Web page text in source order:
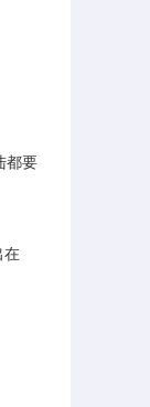
都要
在